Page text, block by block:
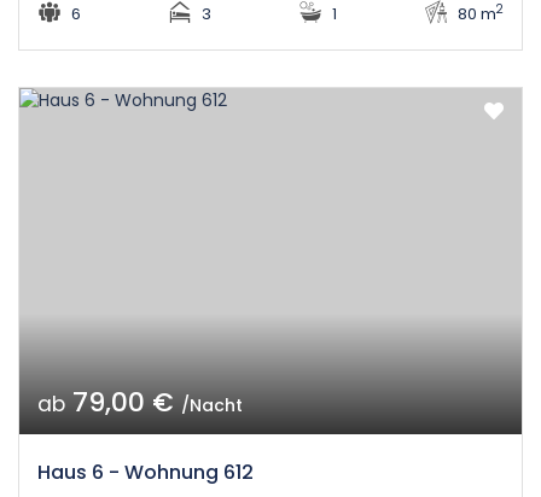
6 3 1 80 m2
ab79,00 €/Nacht
Haus 6 - Wohnung 612